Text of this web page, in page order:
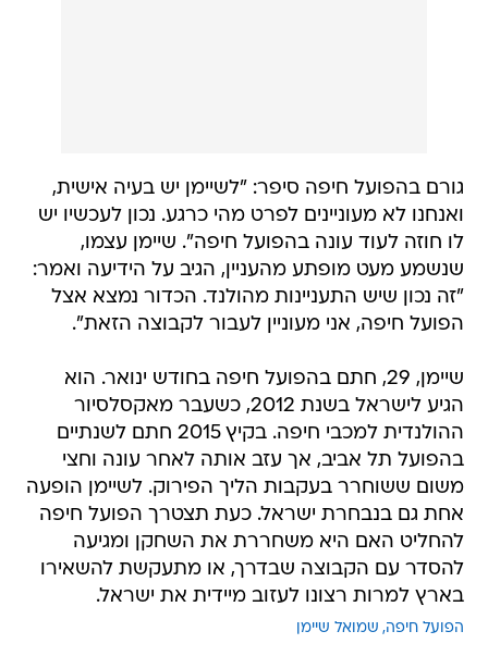
גורם בהפועל חיפה סיפר: "לשיימן יש בעיה אישית,
ואנחנו לא מעוניינים לפרט מהי כרגע. נכון לעכשיו יש
לו חוזה לעוד עונה בהפועל חיפה". שיימן עצמו,
שנשמע מעט מופתע מהעניין, הגיב על הידיעה ואמר:
"זה נכון שיש התעניינות מהולנד. הכדור נמצא אצל
הפועל חיפה, אני מעוניין לעבור לקבוצה הזאת".
שיימן, 29, חתם בהפועל חיפה בחודש ינואר. הוא
הגיע לישראל בשנת 2012, כשעבר מאקסלסיור
ההולנדית למכבי חיפה. בקיץ 2015 חתם לשנתיים
בהפועל תל אביב, אך עזב אותה לאחר עונה וחצי
משום ששוחרר בעקבות הליך הפירוק. לשיימן הופעה
אחת גם בנבחרת ישראל. כעת תצטרך הפועל חיפה
להחליט האם היא משחררת את השחקן ומגיעה
להסדר עם הקבוצה שבדרך, או מתעקשת להשאירו
בארץ למרות רצונו לעזוב מיידית את ישראל.
הפועל חיפה שמואל שיימן